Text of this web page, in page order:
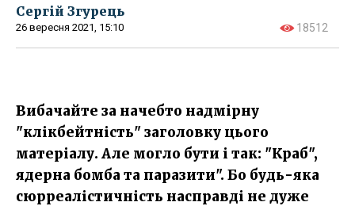
Сергій Згурець
26 вересня 2021, 15:10 18512
Вибачайте за начебто надмірну
"клікбейтність" заголовку цього
матеріалу. Але могло бути і так: "Краб",
ядерна бомба та паразити". Бо будь-яка
сюрреалістичність насправді не дуже